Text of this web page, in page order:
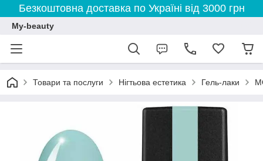
Безкоштовна доставка по Україні від 3000 грн
My-beauty
Товари та послуги Нігтьова естетика Гель-лаки